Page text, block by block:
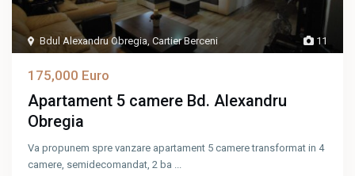
11
Bdul Alexandru Obregia,Cartier Berceni
175,000 Euro
Apartament 5 camere Bd. Alexandru
Obregia
Va propunem spre vanzare apartament 5 camere transformat in 4
camere, semidecomandat, 2 ba ...